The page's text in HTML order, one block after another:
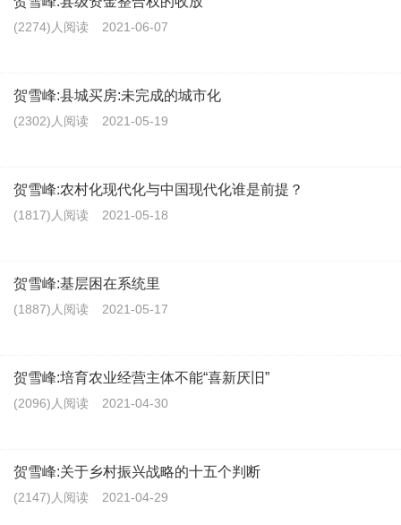
(2274)人阅读 2021-06-07
贺雪峰:县城买房:未完成的城市化
(2302)人阅读 2021-05-19
贺雪峰:农村化现代化与中国现代化谁是前提？
(1817)人阅读 2021-05-18
贺雪峰:基层困在系统里
(1887)人阅读 2021-05-17
贺雪峰:培育农业经营主体不能“喜新厌旧”
(2096)人阅读 2021-04-30
贺雪峰:关于乡村振兴战略的十五个判断
(2147)人阅读 2021-04-29